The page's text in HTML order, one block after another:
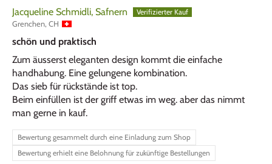
Jacqueline Schmidli, Safnern
Grenchen, CH
schön und praktisch
Zum äusserst eleganten design kommt die einfache
handhabung. Eine gelungene kombination.
Das sieb für rückstände ist top.
Beim einfüllen ist der griff etwas im weg. aber das nimmt
man gerne in kauf.
Bewertung gesammelt durch eine Einladung zum Shop
Bewertung erhielt eine Belohnung für zukünftige Bestellungen